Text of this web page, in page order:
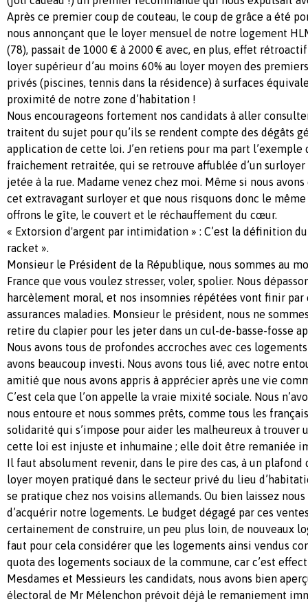
Après ce premier coup de couteau, le coup de grâce a été
nous annonçant que le loyer mensuel de notre logement
(78), passait de 1000 € à 2000 € avec, en plus, effet
loyer supérieur d’au moins 60% au loyer moyen des
privés (piscines, tennis dans la résidence) à surfaces
proximité de notre zone d’habitation !
Nous encourageons fortement nos candidats à aller
traitent du sujet pour qu’ils se rendent compte des dégâts
application de cette loi. J’en retiens pour ma part
fraichement retraitée, qui se retrouve affublée d’un
jetée à la rue. Madame venez chez moi. Même si nous
cet extravagant surloyer et que nous risquons donc le
offrons le gîte, le couvert et le réchauffement du cœur.
« Extorsion d'argent par intimidation » : C’est la définition
racket ».
Monsieur le Président de la République, nous sommes au
France que vous voulez stresser, voler, spolier. Nous
harcèlement moral, et nos insomnies répétées vont finir
assurances maladies. Monsieur le président, nous ne
retire du clapier pour les jeter dans un cul-de-basse-fosse
Nous avons tous de profondes accroches avec ces
avons beaucoup investi. Nous avons tous lié, avec notre
amitié que nous avons appris à apprécier après une vie
C’est cela que l’on appelle la vraie mixité sociale. Nous
nous entoure et nous sommes prêts, comme tous les
solidarité qui s’impose pour aider les malheureux à trouver
cette loi est injuste et inhumaine ; elle doit être remaniée
Il faut absolument revenir, dans le pire des cas, à un
loyer moyen pratiqué dans le secteur privé du lieu
se pratique chez nos voisins allemands. Ou bien laissez
d’acquérir notre logements. Le budget dégagé par ces
certainement de construire, un peu plus loin, de nouveaux
faut pour cela considérer que les logements ainsi vendus
quota des logements sociaux de la commune, car c’est
Mesdames et Messieurs les candidats, nous avons bien
électoral de Mr Mélenchon prévoit déjà le remaniement